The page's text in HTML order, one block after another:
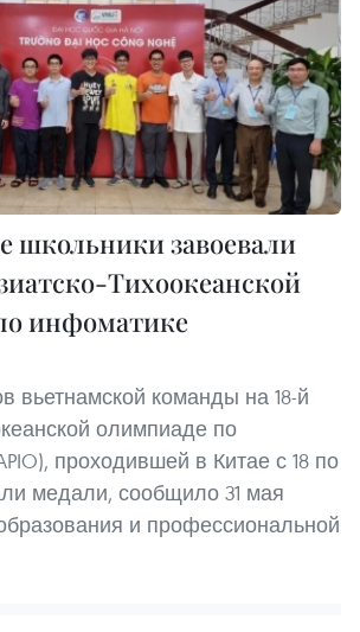
школьники завоевали
Тихоокеанской
инфоматике
вьетнамской команды на 18-й
олимпиаде по
проходившей в Китае с 18 по
медали, сообщило 31 мая
и профессиональной